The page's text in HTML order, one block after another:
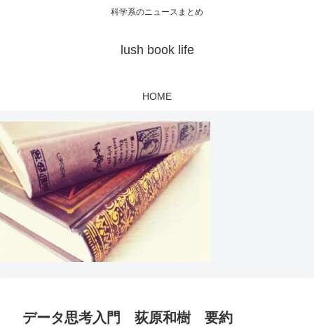
科学系のニュースまとめ
lush book life
HOME
データ思考入門 荻原和樹 要約